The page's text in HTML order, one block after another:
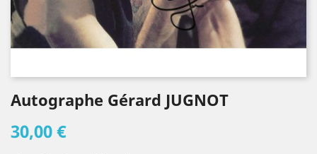
Autographe Gérard JUGNOT
30,00 €